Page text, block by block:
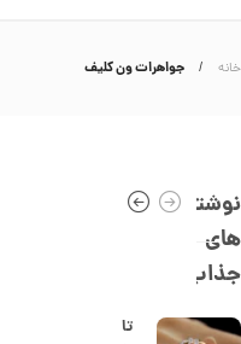
خانه جواهرات ون کلیف
نوشته
های
جذاب
تا
8
9
,
9